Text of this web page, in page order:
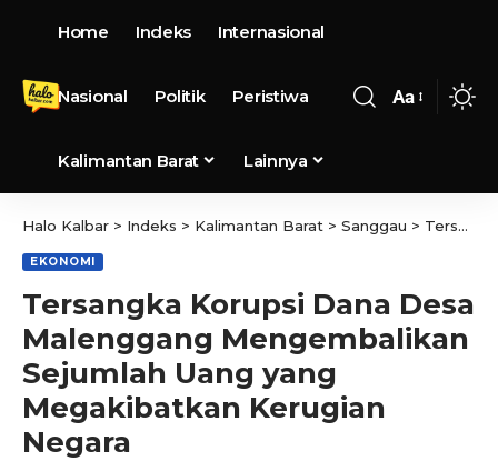
Home Indeks Internasional
Nasional Politik Peristiwa
Kalimantan Barat Lainnya
Aa
Halo Kalbar > Indeks > Kalimantan Barat > Sanggau > Tersangka Korupsi Dana Desa Malenggang Mengembalikan Sejumlah Uang yang Megakibatkan Kerugian Negara
EKONOMI
Tersangka Korupsi Dana Desa
Malenggang Mengembalikan
Sejumlah Uang yang
Megakibatkan Kerugian
Negara